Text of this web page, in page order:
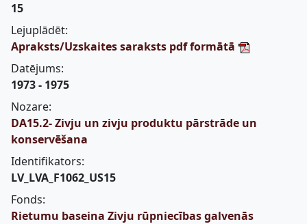
15
Lejuplādēt:
Apraksts/Uzskaites saraksts pdf formātā
Datējums:
1973 - 1975
Nozare:
DA15.2- Zivju un zivju produktu pārstrāde un
konservēšana
Identifikators:
LV_LVA_F1062_US15
Fonds:
Rietumu baseina Zivju rūpniecības galvenās